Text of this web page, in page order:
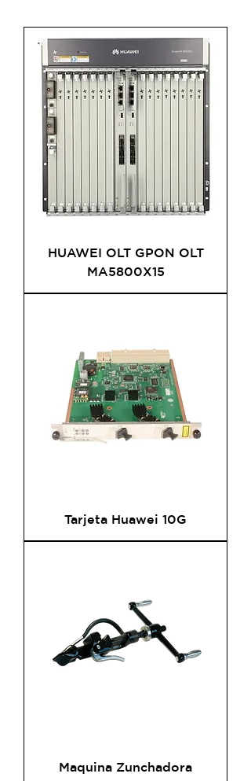
HUAWEI OLT GPON OLT
MA5800X15
Tarjeta Huawei 10G
Maquina Zunchadora